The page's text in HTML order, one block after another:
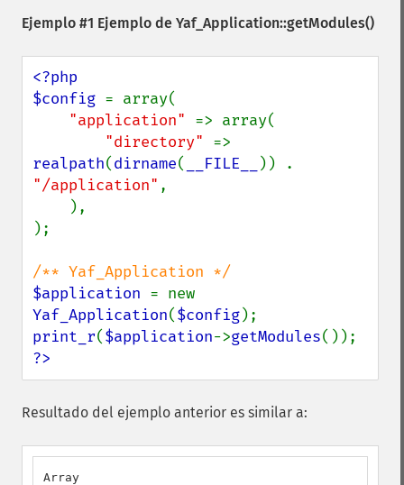
Ejemplo #1 Ejemplo de Yaf_Application::getModules()
<?php
$config = array(
"application" => array(
"directory"
realpath(dirname( __FILE__
"/application" ,
);
$application
Yaf_Application($config
print_r($application->getModules
?>
Resultado del ejemplo anterior es similar a:
Array